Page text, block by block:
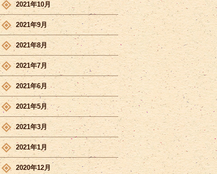
2021年10月
2021年9月
2021年8月
2021年7月
2021年6月
2021年5月
2021年3月
2021年1月
2020年12月